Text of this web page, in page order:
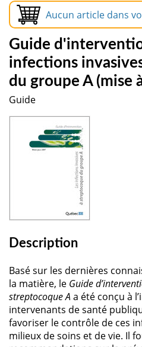
Aucun article dans
Guide
infections
du groupe A (mise
Guide
Description
Basé sur les dernières
la matière, le Guide
streptocoqueA a été conçu à
intervenants de santé
favoriser le contrôle de ces
milieux de soins et de vie. Il